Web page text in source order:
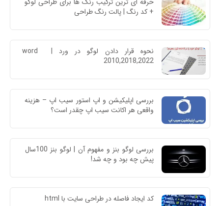
+ کد رنگ | پالت رنگ طراحی
نحوه قرار دادن لوگو در ورد | word
2010,2018,2022
بررسی اپلیکیشن و اپ استور سیب اپ – هزینه
واقعی هر اکانت سیب اپ چقدر است؟
بررسی لوگو بنز و مفهوم آن | لوگو بنز 100سال
پیش چه بود و چه شد!
کد ایجاد فاصله در طراحی سایت با html